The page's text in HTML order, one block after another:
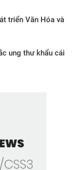
triển Văn Hóa và
ung thư khẩu cái